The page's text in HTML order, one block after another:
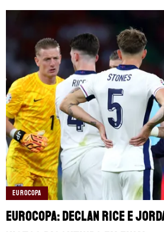
TERMOS E CONDIÇÕES
POLÍTICA DE
POLÍTICA DE COOKIES
POLÍTICA EDITORIAL
Somos Fanáticos,
uma empresa
Collective.
+18 |Jogue com responsabilidade
Aplicam-se os Termos e Condições |
Comercial | Ministério da Fazenda adverte:
é investimento.
EUROCOPA
Eurocopa: Declan Rice e